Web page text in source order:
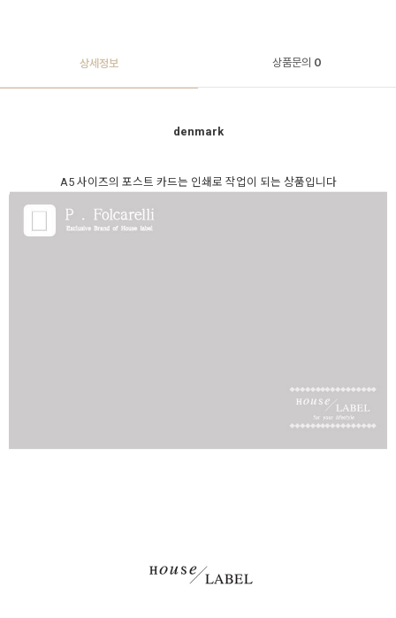
상세정보 상품문의 0
denmark
A5 사이즈의 포스트 카드는 인쇄로 작업이 되는 상품입니다